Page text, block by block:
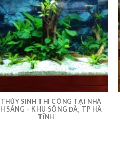
THỦY SINH THI CÔNG TẠI NHÀ
SÁNG – KHU SÔNG ĐÀ, TP HÀ
TĨNH